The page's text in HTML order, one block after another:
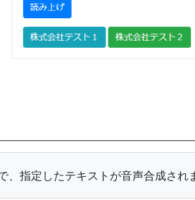
、指定したテキストが音声合成さ